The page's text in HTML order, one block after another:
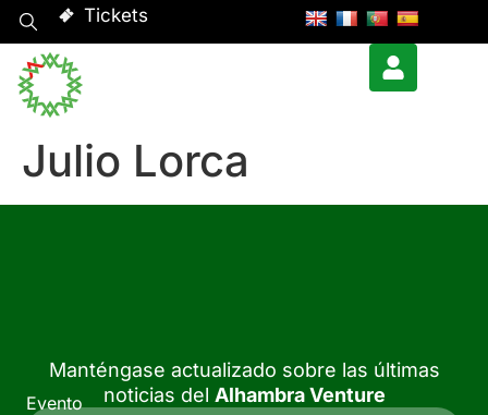
Tickets
Julio Lorca
Evento
Manténgase actualizado sobre las últimas
noticias del Alhambra Venture